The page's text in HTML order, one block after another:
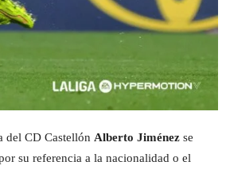
del CD Castellón Alberto Jiménez se
su referencia a la nacionalidad o el